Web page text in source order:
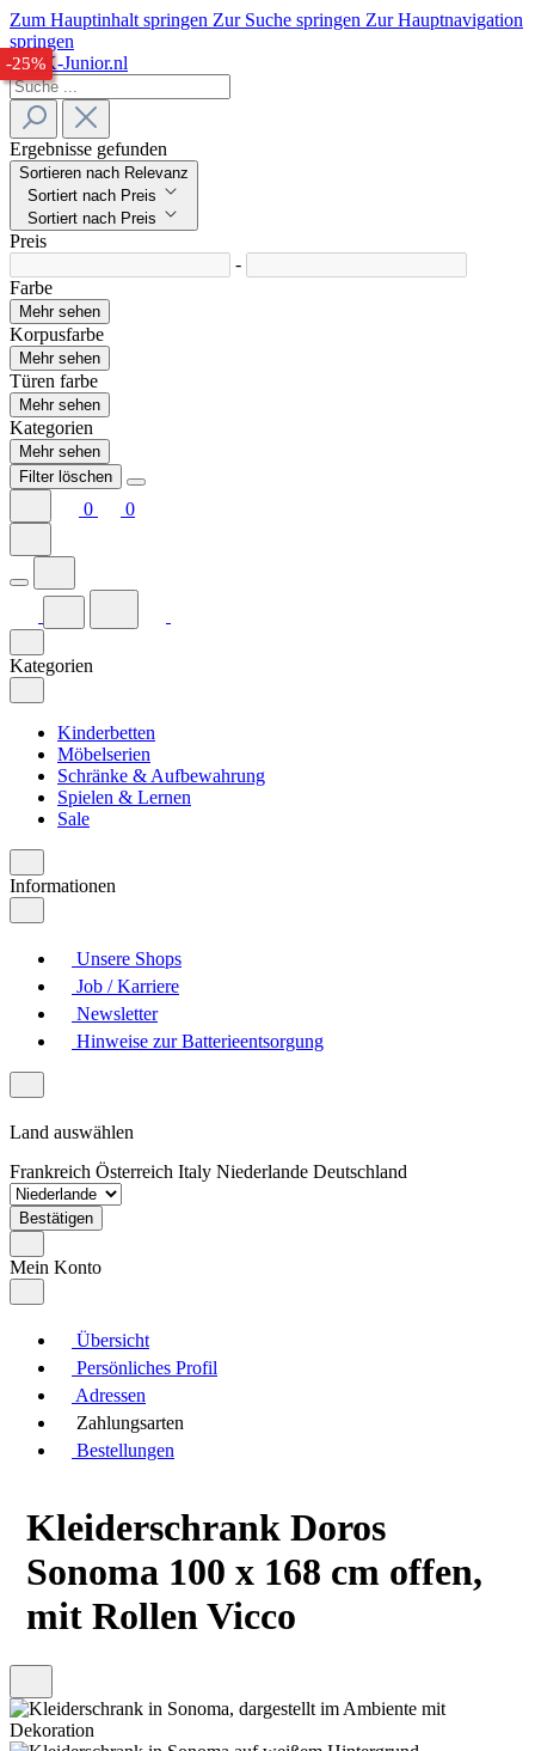
Zum Hauptinhalt springen Zur Suche springen Zur Hauptnavigation
springen
Ergebnisse gefunden
Sortieren nach Relevanz
Sortiert nach Preis
Sortiert nach Preis
Preis
-
Farbe
Mehr sehen
Korpusfarbe
Mehr sehen
Türen farbe
Mehr sehen
Kategorien
Mehr sehen
Filter löschen
0 0
Kategorien
Kinderbetten
Möbelserien
Schränke & Aufbewahrung
Spielen & Lernen
Sale
Informationen
Unsere Shops
Job / Karriere
Newsletter
Hinweise zur Batterieentsorgung
Land auswählen
Frankreich Österreich Italy Niederlande Deutschland
Bestätigen
Mein Konto
Übersicht
Persönliches Profil
Adressen
Zahlungsarten
Bestellungen
Kleiderschrank Doros
Sonoma 100 x 168 cm offen,
mit Rollen Vicco
-29%
-23%
-25%